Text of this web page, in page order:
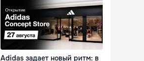
Adidas задает новый ритм: в